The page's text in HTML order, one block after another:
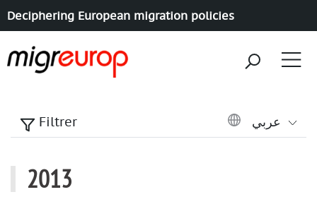
Deciphering European migration policies
Filtrer
2013